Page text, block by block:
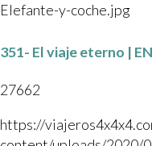
Elefante-y-coche.jpg
351- El viaje eterno |
27662
https://